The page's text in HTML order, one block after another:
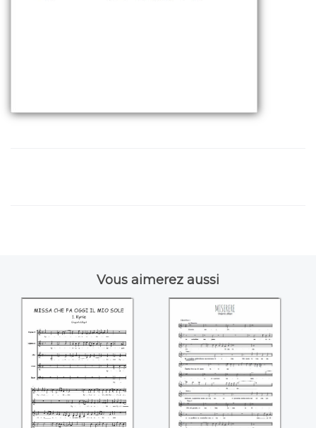
Vous aimerez aussi
Messe Che fa oggi il
mio sole 1. kyrie
((Gregorio Allegri))
Miserere ((Gregorio
Allegri))